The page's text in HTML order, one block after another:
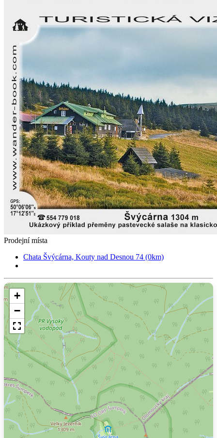
Prodejní místa
Chata Švýcárna, Kouty nad Desnou 74 (0km)
+
−